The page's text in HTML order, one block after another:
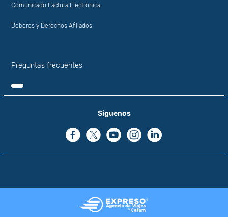
Comunicado Factura Electrónica
Deberes y Derechos Afiliados
Preguntas frecuentes
Síguenos